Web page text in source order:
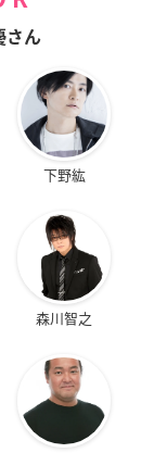
さん
下野紘
森川智之